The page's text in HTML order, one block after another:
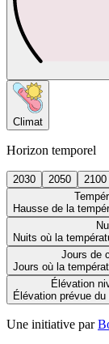
Climat
Horizon temporel
2030 2050
2100
Hausse de la
Nuits où la
Jours de
Jours où la
Élévation
Élévation prévue
Une initiative par